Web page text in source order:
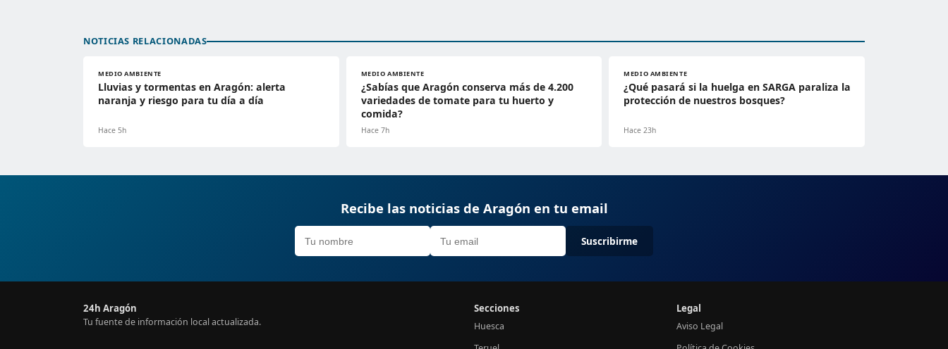
NOTICIAS RELACIONADAS
MEDIO AMBIENTE
Lluvias y tormentas en Aragón: alerta
naranja y riesgo para tu día a día
Hace 5h
MEDIO AMBIENTE
¿Sabías que Aragón conserva más de 4.200
variedades de tomate para tu huerto y
comida?
Hace 7h
MEDIO AMBIENTE
¿Qué pasará si la huelga en SARGA paraliza la
protección de nuestros bosques?
Hace 23h
Recibe las noticias de Aragón en tu email
Suscribirme
24h Aragón
Tu fuente de información local actualizada.
Secciones
Huesca
Legal
Aviso Legal